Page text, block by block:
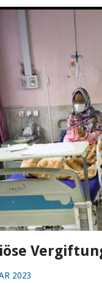
2023